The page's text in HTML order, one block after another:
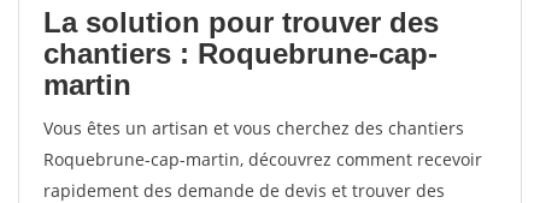
La solution pour trouver des
chantiers : Roquebrune-cap-
martin
Vous êtes un artisan et vous cherchez des chantiers
Roquebrune-cap-martin, découvrez comment recevoir
rapidement des demande de devis et trouver des